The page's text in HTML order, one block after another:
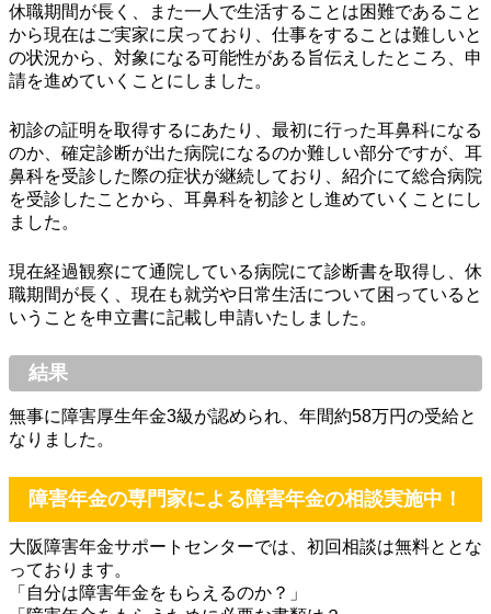
休職期間が長く、また一人で生活することは困難であること
から現在はご実家に戻っており、仕事をすることは難しいと
の状況から、対象になる可能性がある旨伝えしたところ、申
請を進めていくことにしました。
初診の証明を取得するにあたり、最初に行った耳鼻科になる
のか、確定診断が出た病院になるのか難しい部分ですが、耳
鼻科を受診した際の症状が継続しており、紹介にて総合病院
を受診したことから、耳鼻科を初診とし進めていくことにし
ました。
現在経過観察にて通院している病院にて診断書を取得し、休
職期間が長く、現在も就労や日常生活について困っていると
いうことを申立書に記載し申請いたしました。
結果
無事に障害厚生年金3級が認められ、年間約58万円の受給と
なりました。
障害年金の専門家による障害年金の相談実施中！
大阪障害年金サポートセンターでは、初回相談は無料ととな
っております。
「自分は障害年金をもらえるのか？」